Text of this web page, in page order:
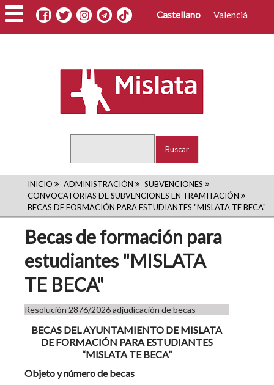
Pasar
al
contenido
Castellano Valencià
RUTA
DE
NAVEGACIÓN
INICIO ADMINISTRACIÓN
SUBVENCIONES
CONVOCATORIAS DE SUBVENCIONES EN TRAMITACIÓN
BECAS DE FORMACIÓN PARA ESTUDIANTES "MISLATA TE BECA"
Becas de formación para
estudiantes "MISLATA
TE BECA"
Resolución 2876/2026 adjudicación de becas
BECAS DEL AYUNTAMIENTO DE MISLATA
DE FORMACIÓN PARA ESTUDIANTES
“MISLATA TE BECA”
Objeto y número de becas